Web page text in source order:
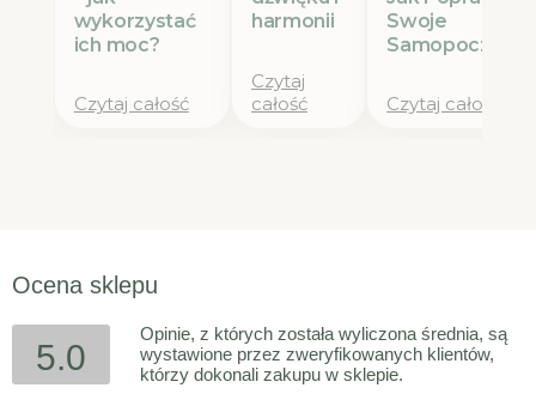
wykorzystać
ich moc?
Czytaj całość
harmonii
Czytaj
całość
Swoje
Samopoczucie
Czytaj całość
Ocena sklepu
5.0
Opinie, z których została wyliczona średnia, są
wystawione przez zweryfikowanych klientów,
którzy dokonali zakupu w sklepie.